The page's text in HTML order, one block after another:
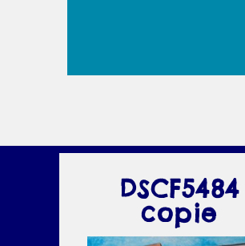
DSCF5484
copie